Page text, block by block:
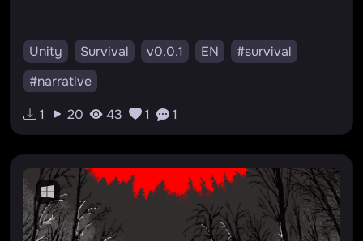
Unity Survival v0.0.1 EN
#survival
#narrative
1
20 43 1 1